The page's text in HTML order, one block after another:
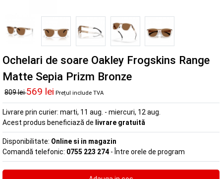
Ochelari de soare Oakley Frogskins Range
Matte Sepia Prizm Bronze
809 lei569 lei Prețul include TVA
Livrare prin curier: marti, 11 aug. - miercuri, 12 aug.
Acest produs beneficiază de livrare gratuită
Disponibilitate: Online si in magazin
Comandă telefonic: 0755 223 274 - Între orele de program